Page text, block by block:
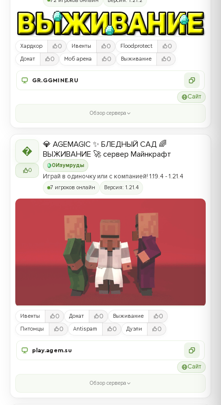
Хардкор 0 Ивенты 0 Floodprotect 0
Донат 0 Моб арена 0 Выживание 0
GR.GGMINE.RU
Сайт
Обзор сервера

0
0 Изумруды
💎 AGEMAGIC ✨ БЛЕДНЫЙ САД 🌈
ВЫЖИВАНИЕ 🚀 сервер Майнкрафт
Играй в одиночку или с компанией! 1.19.4 - 1.21.4
7 игроков онлайн Версия: 1.21.4
Ивенты 0 Донат 0 Выживание 0
Питомцы 0 Antispam 0 Дуэли 0
play.agem.su
Сайт
Обзор сервера